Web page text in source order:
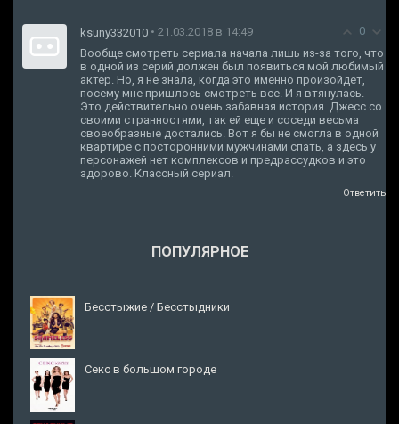
0
ksuny332010 • 21.03.2018 в 14:49
Вообще смотреть сериала начала лишь из-за того, что
в одной из серий должен был появиться мой любимый
актер. Но, я не знала, когда это именно произойдет,
посему мне пришлось смотреть все. И я втянулась.
Это действительно очень забавная история. Джесс со
своими странностями, так ей еще и соседи весьма
своеобразные достались. Вот я бы не смогла в одной
квартире с посторонними мужчинами спать, а здесь у
персонажей нет комплексов и предрассудков и это
здорово. Классный сериал.
Ответить
ПОПУЛЯРНОЕ
Бесстыжие / Бесстыдники
Секс в большом городе